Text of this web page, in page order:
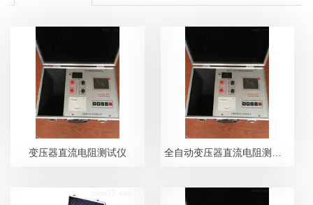
变压器直流电阻测试仪